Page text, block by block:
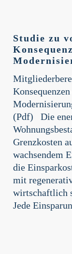
zu
Konsequenzen
energetischen
(Pestel
Institut)
Studie zu
(Pdf) Die
Grenzkosten
wachsendem
die
mit
wirtschaftlich
Jede